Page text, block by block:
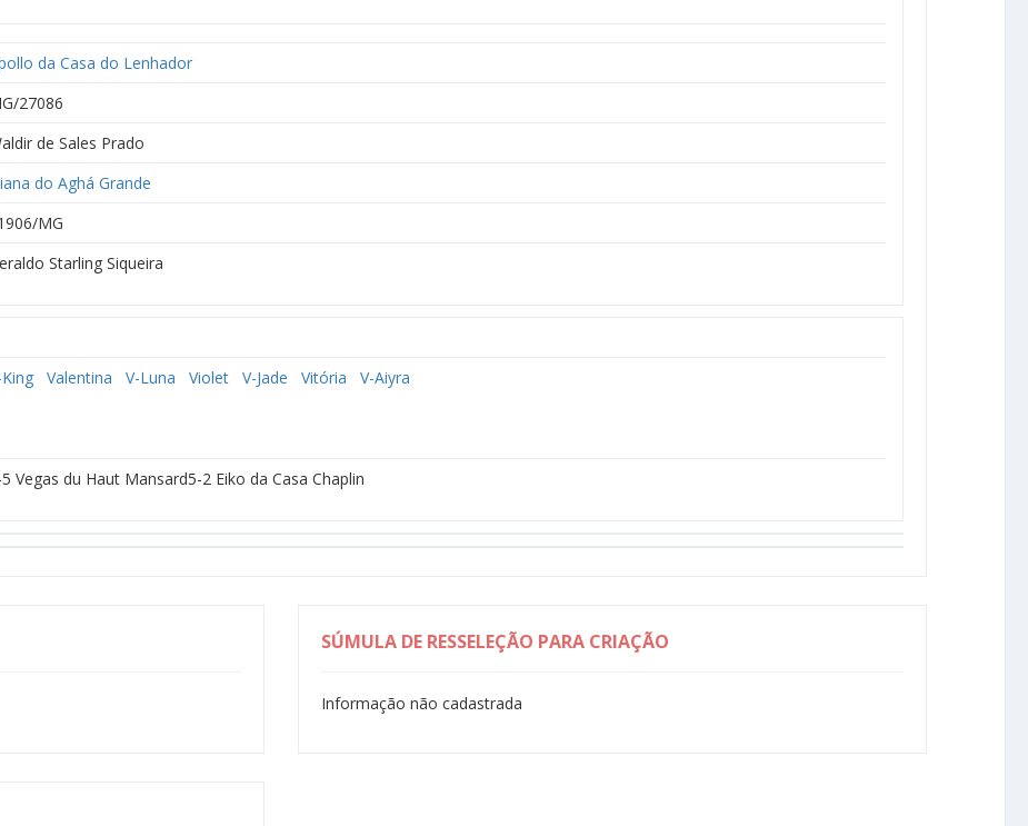
da Casa do Lenhador
27086
de Sales Prado
do Aghá Grande
MG
Starling Siqueira
Valentina V-Luna Violet V-Jade Vitória V-Aiyra
Vegas du Haut Mansard5-2 Eiko da Casa Chaplin
SÚMULA DE RESSELEÇÃO PARA CRIAÇÃO
Informação não cadastrada